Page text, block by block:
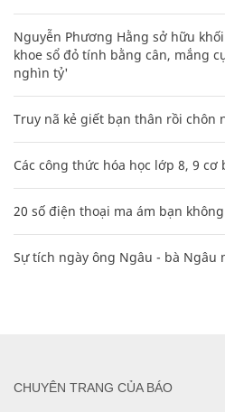
Nguyễn Phương Hằng sở hữu
khoe sổ đỏ tính bằng cân, mắng
nghìn tỷ'
Truy nã kẻ giết bạn thân rồi chôn
Các công thức hóa học lớp 8, 9 cơ
20 số điện thoại ma ám bạn
Sự tích ngày ông Ngâu - bà Ngâu
CHUYÊN TRANG CỦA BÁO